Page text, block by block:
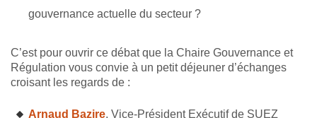
gouvernance actuelle du secteur ?
C’est pour ouvrir ce débat que la Chaire Gouvernance et
Régulation vous convie à un petit déjeuner d’échanges
croisant les regards de :
Arnaud Bazire, Vice-Président Exécutif de SUEZ